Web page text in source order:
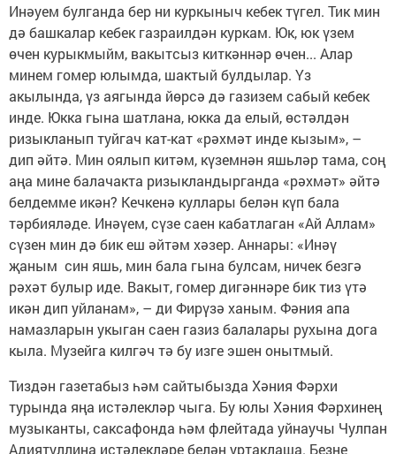
Инәуем булганда бер ни куркыныч кебек түгел. Тик мин
дә башкалар кебек газраилдән куркам. Юк, юк үзем
өчен курыкмыйм, вакытсыз киткәннәр өчен... Алар
минем гомер юлымда, шактый булдылар. Үз
акылында, үз аягында йөрсә дә газизем сабый кебек
инде. Юкка гына шатлана, юкка да елый, өстәлдән
ризыкланып туйгач кат-кат «рәхмәт инде кызым», –
дип әйтә. Мин оялып китәм, күземнән яшьләр тама, соң
аңа мине балачакта ризыкландырганда «рәхмәт» әйтә
белдемме икән? Кечкенә куллары белән күп бала
тәрбияләде. Инәүем, сүзе саен кабатлаган «Ай Аллам»
сүзен мин дә бик еш әйтәм хәзер. Аннары: «Инәү
җаным син яшь, мин бала гына булсам, ничек безгә
рәхәт булыр иде. Вакыт, гомер дигәннәре бик тиз үтә
икән дип уйланам», – ди Фирүзә ханым. Фәния апа
намазларын укыган саен газиз балалары рухына дога
кыла. Музейга килгәч тә бу изге эшен онытмый.
Тиздән газетабыз һәм сайтыбызда Хәния Фәрхи
турында яңа истәлекләр чыга. Бу юлы Хәния Фәрхинең
музыканты, саксафонда һәм флейтада уйнаучы Чулпан
Адиятуллина истәлекләре белән уртаклаша. Безне